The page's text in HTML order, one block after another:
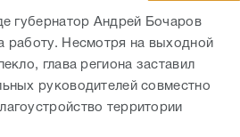
губернатор Андрей Бочаров
работу. Несмотря на выходной
глава региона заставил
руководителей совместно
территории